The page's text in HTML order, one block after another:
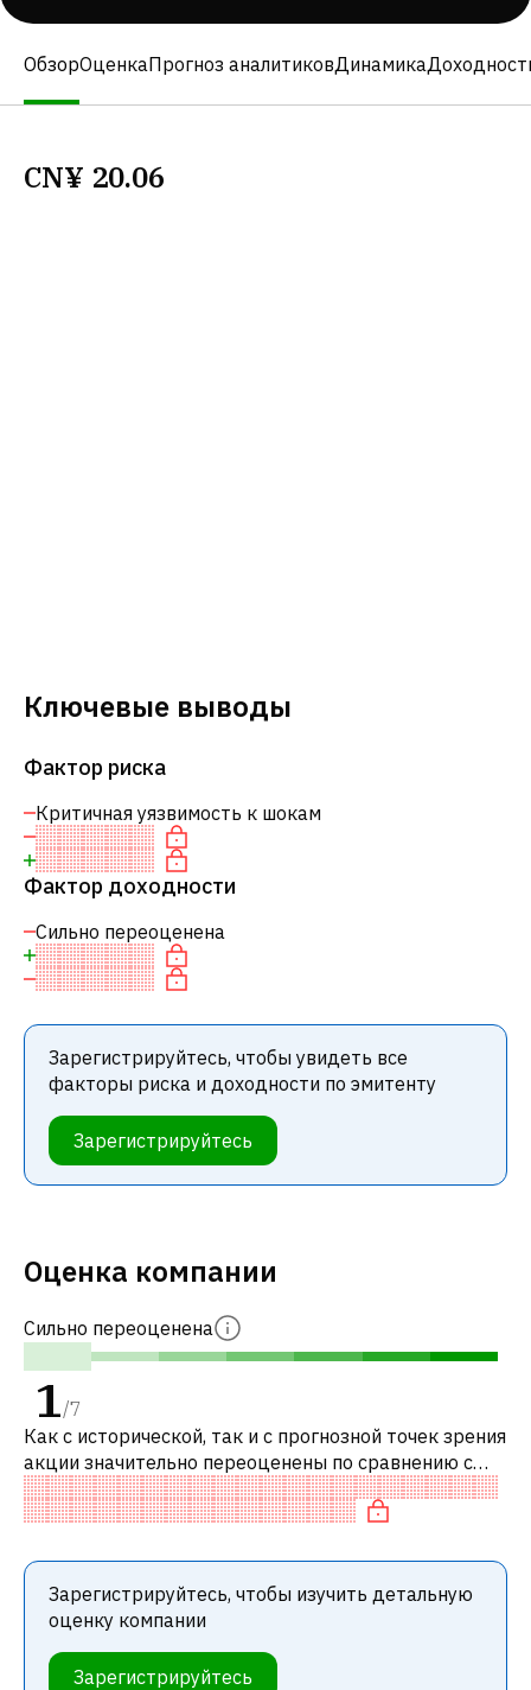
ОбзорОценкаПрогноз аналитиковДинамика
CN¥ 20.06
Ключевые выводы
Фактор риска
Критичная уязвимость к шокам
Фактор доходности
Сильно переоценена
Зарегистрируйтесь, чтобы увидеть все
факторы риска и доходности по эмитенту
Зарегистрируйтесь
Оценка компании
Сильно переоценена
1/7
Как с исторической, так и с прогнозной точек зрения
акции значительно переоценены по сравнению с
аналогичными акциями. В частности, акция
компании переоценена по P/E, «до
Зарегистрируйтесь, чтобы изучить детальную
оценку компании
Зарегистрируйтесь